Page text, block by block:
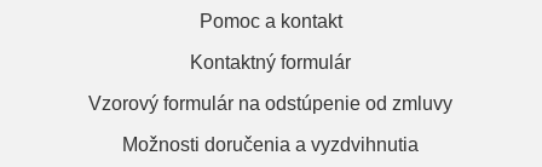
Pomoc a kontakt
Kontaktný formulár
Vzorový formulár na odstúpenie od zmluvy
Možnosti doručenia a vyzdvihnutia